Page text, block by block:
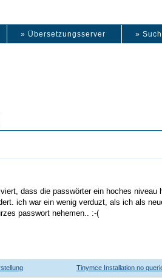
» Übersetzungsserver »
dass die passwörter ein hoches
ich war ein wenig verduzt, als ich als
passwort nehemen.. :-(
Tinymce Installation no